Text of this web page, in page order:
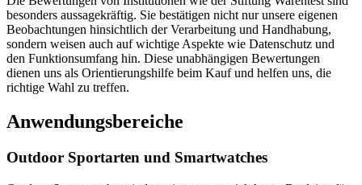
besonders aussagekräftig. Sie bestätigen nicht nur unsere eigenen
Beobachtungen hinsichtlich der Verarbeitung und Handhabung,
sondern weisen auch auf wichtige Aspekte wie Datenschutz und
den Funktionsumfang hin. Diese unabhängigen Bewertungen
dienen uns als Orientierungshilfe beim Kauf und helfen uns, die
richtige Wahl zu treffen.
Anwendungsbereiche
Outdoor Sportarten und Smartwatches